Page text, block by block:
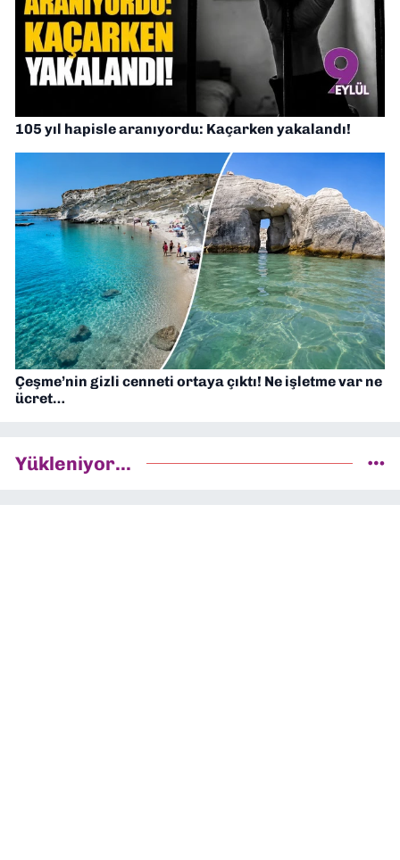
105 yıl hapisle aranıyordu: Kaçarken yakalandı!
Çeşme’nin gizli cenneti ortaya çıktı! Ne işletme var ne
ücret…
Yükleniyor...